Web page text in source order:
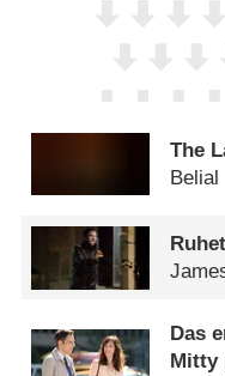
The
Belial
Das
Mitty